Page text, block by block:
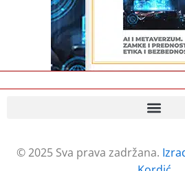
© 2025 Sva prava zadržana.